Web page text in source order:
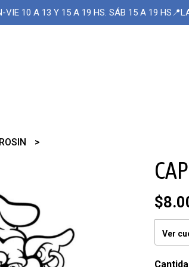
VIE 10 A 13 Y 15 A 19 HS. SÁB 15 A 19
Ver